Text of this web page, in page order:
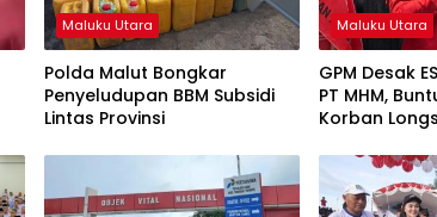
Maluku Utara
Polda Malut Bongkar
Penyeludupan BBM Subsidi
Lintas Provinsi
Maluku Utara
GPM Desak
PT MHM,
Korban